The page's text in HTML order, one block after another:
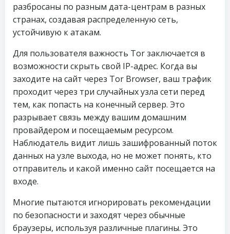
разбросаны по разным дата-центрам в разных
странах, создавая распределенную сеть,
устойчивую к атакам.
Для пользователя важность Tor заключается в
возможности скрыть свой IP-адрес. Когда вы
заходите на сайт через Tor Browser, ваш трафик
проходит через три случайных узла сети перед
тем, как попасть на конечный сервер. Это
разрывает связь между вашим домашним
провайдером и посещаемым ресурсом.
Наблюдатель видит лишь зашифрованный поток
данных на узле выхода, но не может понять, кто
отправитель и какой именно сайт посещается на
входе.
Многие пытаются игнорировать рекомендации
по безопасности и заходят через обычные
браузеры, используя различные плагины. Это